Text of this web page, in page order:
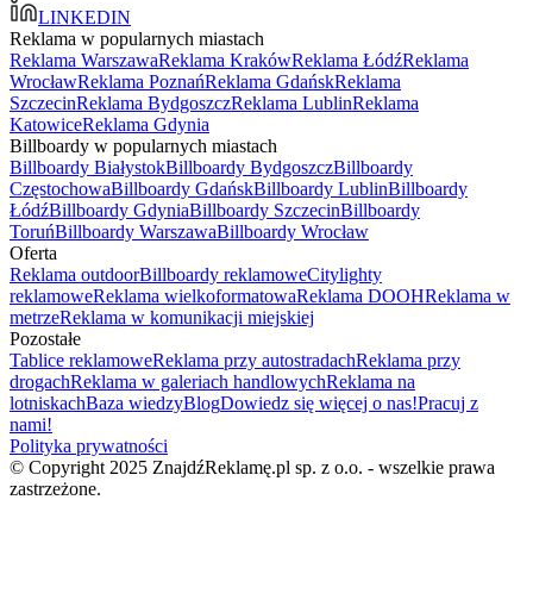
LINKEDIN
Reklama w popularnych miastach
Reklama WarszawaReklama KrakówReklama ŁódźReklama
WrocławReklama PoznańReklama GdańskReklama
SzczecinReklama BydgoszczReklama LublinReklama
KatowiceReklama Gdynia
Billboardy w popularnych miastach
Billboardy BiałystokBillboardy BydgoszczBillboardy
CzęstochowaBillboardy GdańskBillboardy LublinBillboardy
ŁódźBillboardy GdyniaBillboardy SzczecinBillboardy
ToruńBillboardy WarszawaBillboardy Wrocław
Oferta
Reklama outdoorBillboardy reklamoweCitylighty
reklamoweReklama wielkoformatowaReklama DOOHReklama w
metrzeReklama w komunikacji miejskiej
Pozostałe
Tablice reklamoweReklama przy autostradachReklama przy
drogachReklama w galeriach handlowychReklama na
lotniskachBaza wiedzyBlogDowiedz się więcej o nas!Pracuj z
nami!
Polityka prywatności
© Copyright 2025 ZnajdźReklamę.pl sp. z o.o. - wszelkie prawa
zastrzeżone.